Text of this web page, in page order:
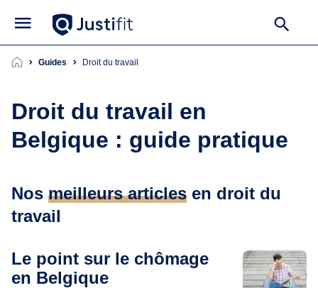
Guides droit du travail
Droit du travail en
Belgique : guide pratique
Nos meilleurs articles en droit du
travail
Le point sur le chômage
en Belgique